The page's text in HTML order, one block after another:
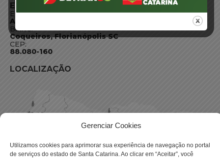
Gerenciar Cookies
Utilizamos cookies para aprimorar sua experiência de navegação no portal
de serviços do estado de Santa Catarina. Ao clicar em “Aceitar”, você
ENDEREÇO
Endereço:
Av. Almirante Tamandaré - 480
Bairro:
Coqueiros, Florianópolis SC
CEP:
88.080-160
LOCALIZAÇÃO